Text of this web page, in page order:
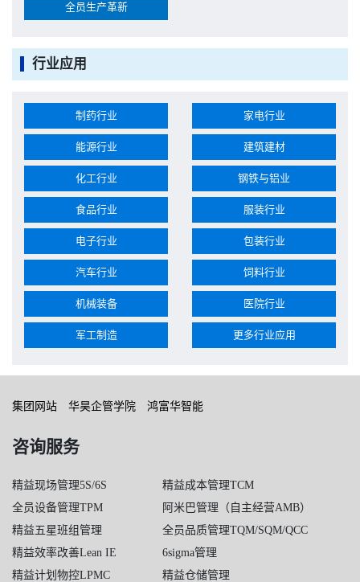
全员生产革新
行业应用
制药行业
能源行业
化工行业
食品行业
电子行业
汽车行业
机械装备
军工制造
家电行业
建筑建材
钢铁与铝业
服装行业
包装行业
饲料行业
医院行业
更多行业应用
集团网站 华昊企管学院 鸿富华智能
咨询服务
精益现场管理5S/6S
全员设备管理TPM
精益五星班组管理
精益效率改善Lean IE
精益计划物控LPMC
精益成本管理TCM
阿米巴管理（自主经营AMB）
全员品质管理TQM/SQM/QCC
6sigma管理
精益仓储管理